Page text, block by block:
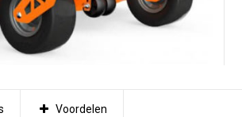
Voordelen